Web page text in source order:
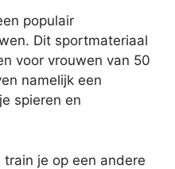
populair
Dit sportmateriaal
voor vrouwen van 50
namelijk een
spieren en
je op een andere